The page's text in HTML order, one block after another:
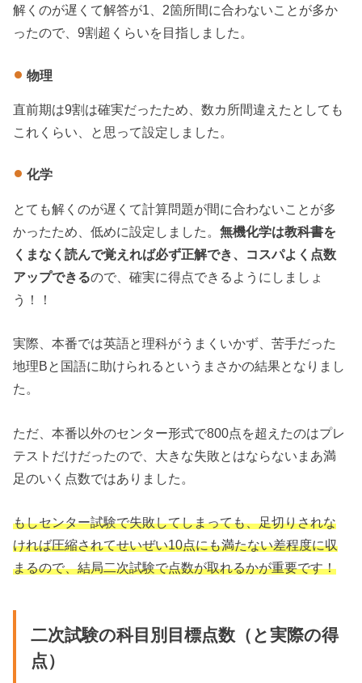
解くのが遅くて解答が1、2箇所間に合わないことが多か
ったので、9割超くらいを目指しました。
物理
直前期は9割は確実だったため、数カ所間違えたとしても
これくらい、と思って設定しました。
化学
とても解くのが遅くて計算問題が間に合わないことが多
かったため、低めに設定しました。無機化学は教科書を
くまなく読んで覚えれば必ず正解でき、コスパよく点数
アップできるので、確実に得点できるようにしましょ
う！！
実際、本番では英語と理科がうまくいかず、苦手だった
地理Bと国語に助けられるというまさかの結果となりまし
た。
ただ、本番以外のセンター形式で800点を超えたのはプレ
テストだけだったので、大きな失敗とはならないまあ満
足のいく点数ではありました。
もしセンター試験で失敗してしまっても、足切りされな
ければ圧縮されてせいぜい10点にも満たない差程度に収
まるので、結局二次試験で点数が取れるかが重要です！
二次試験の科目別目標点数（と実際の得
点）